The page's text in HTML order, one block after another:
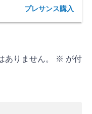
プレサンス購入
ありません。 ※ が付